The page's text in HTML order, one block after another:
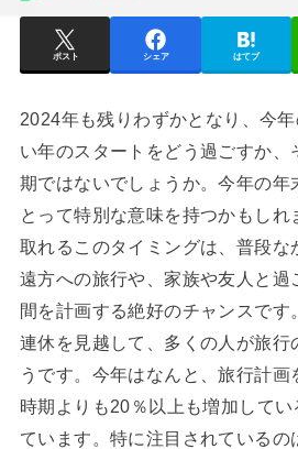
ポスト シェア はてブ
2024年も残りわずかとなり、今年
い年のスタートをどう過ごすか
期ではないでしょうか。今年の年
とって特別な意味を持つかもし
取れるこのタイミングは、普段な
遠方への旅行や、家族や友人と過
間を計画する絶好のチャンスです
連休を見越して、多くの人が旅行
うです。今年はなんと、旅行計
時期よりも20％以上も増加して
ています。特に注目されているの